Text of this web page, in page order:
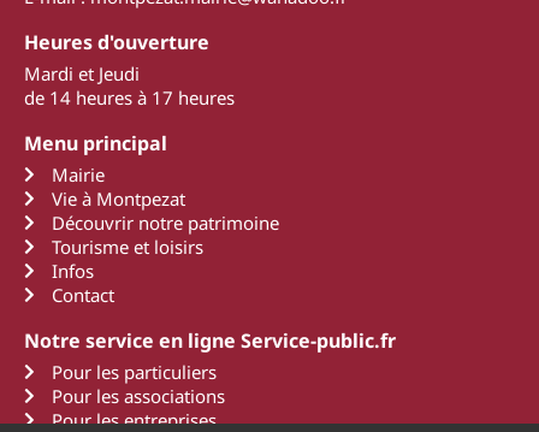
Heures d'ouverture
Mardi et Jeudi
de 14 heures à 17 heures
Menu principal
Mairie
Vie à Montpezat
Découvrir notre patrimoine
Tourisme et loisirs
Infos
Contact
Notre service en ligne Service-public.fr
Pour les particuliers
Pour les associations
Pour les entreprises